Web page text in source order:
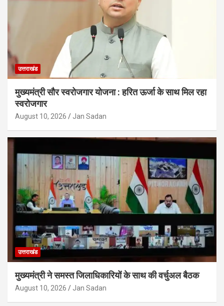
उत्तराखंड
मुख्यमंत्री सौर स्वरोजगार योजना : हरित ऊर्जा के साथ मिल रहा
स्वरोजगार
August 10, 2026 Jan Sadan
उत्तराखंड
मुख्यमंत्री ने समस्त जिलाधिकारियों के साथ की वर्चुअल बैठक
August 10, 2026 Jan Sadan